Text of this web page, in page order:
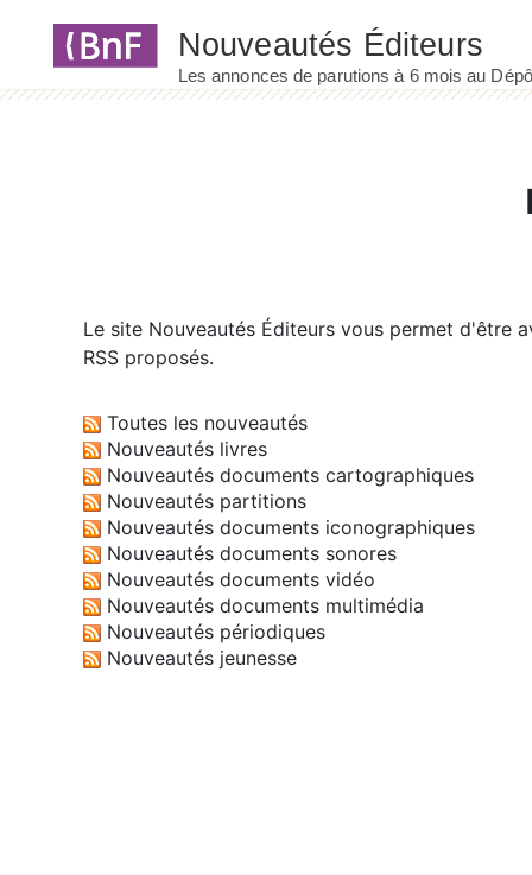
Le site Nouveautés Éditeurs vous permet d'être
RSS proposés.
Toutes les nouveautés
Nouveautés livres
Nouveautés documents cartographiques
Nouveautés partitions
Nouveautés documents iconographiques
Nouveautés documents sonores
Nouveautés documents vidéo
Nouveautés documents multimédia
Nouveautés périodiques
Nouveautés jeunesse